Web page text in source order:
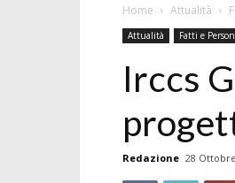
Home Attualità
Attualità Fatti e
Irccs
Redazione 28